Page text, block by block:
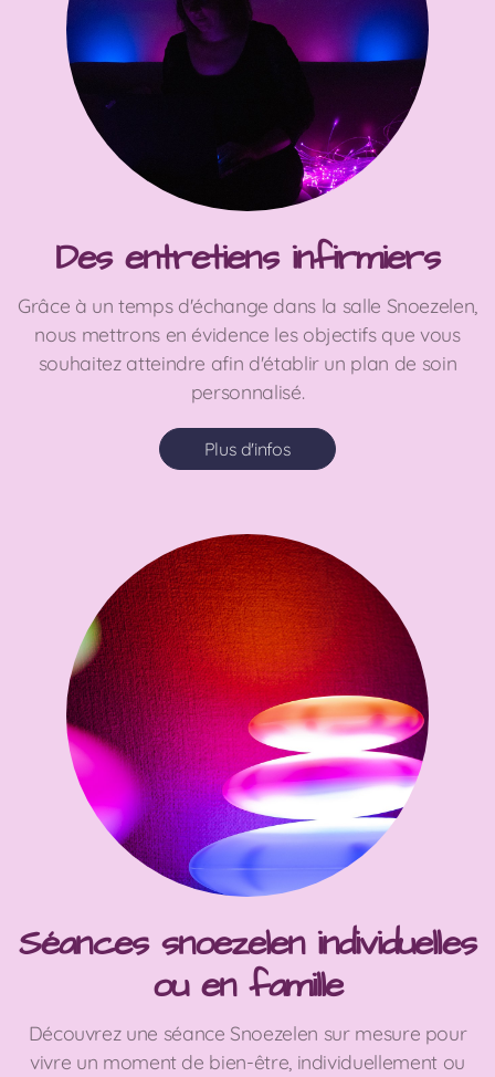
Des entretiens infirmiers
Grâce à un temps d'échange dans la salle Snoezelen,
nous mettrons en évidence les objectifs que vous
souhaitez atteindre afin d'établir un plan de soin
personnalisé.
Plus d'infos
Séances snoezelen individuelles
ou en famille
Découvrez une séance Snoezelen sur mesure pour
vivre un moment de bien-être, individuellement ou